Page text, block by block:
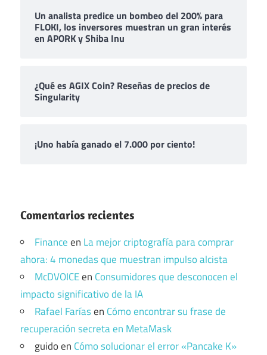
Un analista predice un bombeo del 200% para
FLOKI, los inversores muestran un gran interés
en APORK y Shiba Inu
¿Qué es AGIX Coin? Reseñas de precios de
Singularity
¡Uno había ganado el 7.000 por ciento!
Comentarios recientes
Financeen La mejor criptografía para comprar
ahora: 4 monedas que muestran impulso alcista
McDVOICEen Consumidores que desconocen el
impacto significativo de la IA
Rafael Faríasen Cómo encontrar su frase de
recuperación secreta en MetaMask
guidoen Cómo solucionar el error «Pancake K»